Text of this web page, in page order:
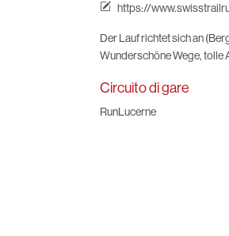
https://
Der Lauf richtet sich an
Wunderschöne Wege, tolle
Circuito di gare
RunLucerne